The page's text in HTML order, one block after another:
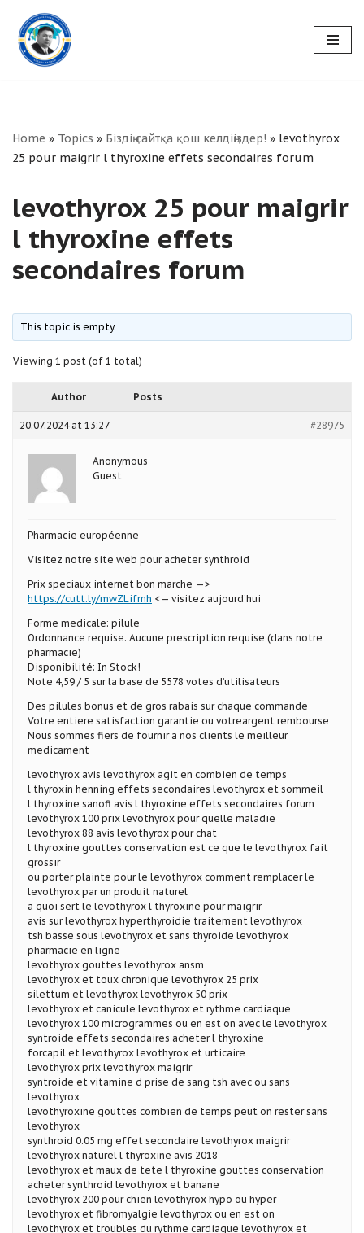
Skip
to
Home » Topics » Біздің сайтқа қош келдіңіздер! » levothyrox
25 pour maigrir l thyroxine effets secondaires forum
levothyrox 25 pour maigrir
l thyroxine effets
secondaires forum
This topic is empty.
Viewing 1 post (of 1 total)
Author Posts
20.07.2024 at 13:27 #28975
Anonymous
Guest
Pharmacie européenne
Visitez notre site web pour acheter synthroid
Prix speciaux internet bon marche —>
https://cutt.ly/mwZLifmh <— visitez aujourd’hui
Forme medicale: pilule
Ordonnance requise: Aucune prescription requise (dans notre
pharmacie)
Disponibilité: In Stock!
Note 4,59 / 5 sur la base de 5578 votes d’utilisateurs
Des pilules bonus et de gros rabais sur chaque commande
Votre entiere satisfaction garantie ou votreargent rembourse
Nous sommes fiers de fournir a nos clients le meilleur
medicament
levothyrox avis levothyrox agit en combien de temps
l thyroxin henning effets secondaires levothyrox et sommeil
l thyroxine sanofi avis l thyroxine effets secondaires forum
levothyrox 100 prix levothyrox pour quelle maladie
levothyrox 88 avis levothyrox pour chat
l thyroxine gouttes conservation est ce que le levothyrox fait
grossir
ou porter plainte pour le levothyrox comment remplacer le
levothyrox par un produit naturel
a quoi sert le levothyrox l thyroxine pour maigrir
avis sur levothyrox hyperthyroidie traitement levothyrox
tsh basse sous levothyrox et sans thyroide levothyrox
pharmacie en ligne
levothyrox gouttes levothyrox ansm
levothyrox et toux chronique levothyrox 25 prix
silettum et levothyrox levothyrox 50 prix
levothyrox et canicule levothyrox et rythme cardiaque
levothyrox 100 microgrammes ou en est on avec le levothyrox
syntroide effets secondaires acheter l thyroxine
forcapil et levothyrox levothyrox et urticaire
levothyrox prix levothyrox maigrir
syntroide et vitamine d prise de sang tsh avec ou sans
levothyrox
levothyroxine gouttes combien de temps peut on rester sans
levothyrox
synthroid 0.05 mg effet secondaire levothyrox maigrir
levothyrox naturel l thyroxine avis 2018
levothyrox et maux de tete l thyroxine gouttes conservation
acheter synthroid levothyrox et banane
levothyrox 200 pour chien levothyrox hypo ou hyper
levothyrox et fibromyalgie levothyrox ou en est on
levothyrox et troubles du rythme cardiaque levothyrox et